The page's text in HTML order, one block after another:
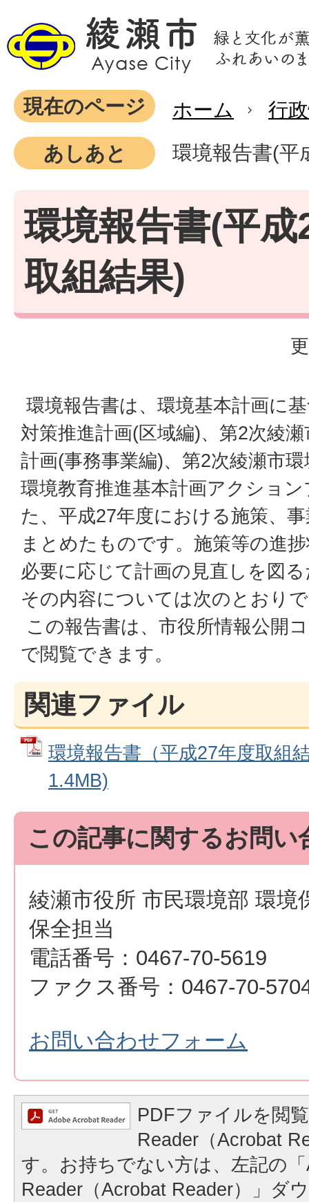
現在のページ ホーム
行
あしあと
環境報告書(平
環境報告書(平成
取組結果)
環境報告書は、環境基本計画に
対策推進計画(区域編)、第2次綾
計画(事務事業編)、第2次綾瀬市
環境教育推進基本計画アクショ
た、平成27年度における施策、
まとめたものです。施策等の進
必要に応じて計画の見直しを図
その内容については次のとおり
この報告書は、市役所情報公開
で閲覧できます。
関連ファイル
環境報告書（平成27年度取組
1.4MB)
この記事に関するお問い
綾瀬市役所 市民環境部 環境
保全担当
電話番号：0467-70-5619
ファクス番号：0467-70-
お問い合わせフォーム
PDFファイルを閲
Reader（Acrobat
す。お持ちでない方は、左記の
Reader（Acrobat Reader）」ダ